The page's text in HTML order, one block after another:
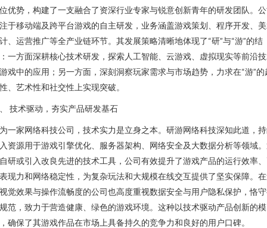
优势，构建了一支融合了资深行业专家与锐意创新青年的研发团队。
于移动端及跨平台游戏的自主研发，业务涵盖游戏策划、程序开发、
、运营推广等全产业链环节。其发展策略清晰地体现了“研”与“游”的结
一方面深耕核心技术研发，探索人工智能、云游戏、虚拟现实等前沿
戏中的应用；另一方面，深刻洞察玩家需求与市场趋势，力求在“游”的
、艺术性和社交性上实现突破。
技术驱动，夯实产品研发基石
一家网络科技公司，技术实力是立身之本。研游网络科技深知此道，
资源用于游戏引擎优化、服务器架构、网络安全及大数据分析等领域
研或引入改良先进的技术工具，公司有效提升了游戏产品的运行效率
现力和网络稳定性，为复杂玩法和大规模在线交互提供了坚实保障。
觉效果与操作流畅度的公司也高度重视数据安全与用户隐私保护，恪
范，致力于营造健康、绿色的游戏环境。这种以技术驱动产品创新的模
确保了其游戏作品在市场上具备持久的竞争力和良好的用户口碑。